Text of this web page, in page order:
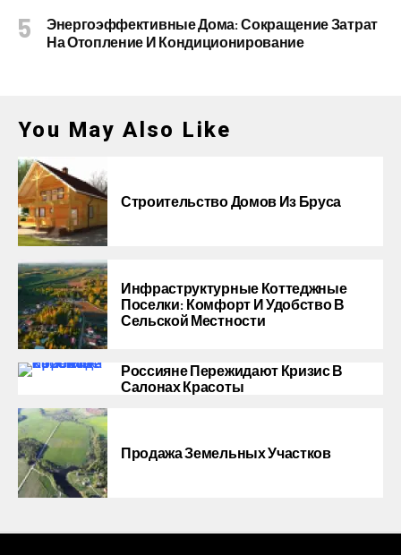
Энергоэффективные Дома: Сокращение Затрат
На Отопление И Кондиционирование
You May Also Like
Строительство Домов Из Бруса
Инфраструктурные Коттеджные
Поселки: Комфорт И Удобство В
Сельской Местности
Россияне Пережидают Кризис В
Салонах Красоты
Продажа Земельных Участков